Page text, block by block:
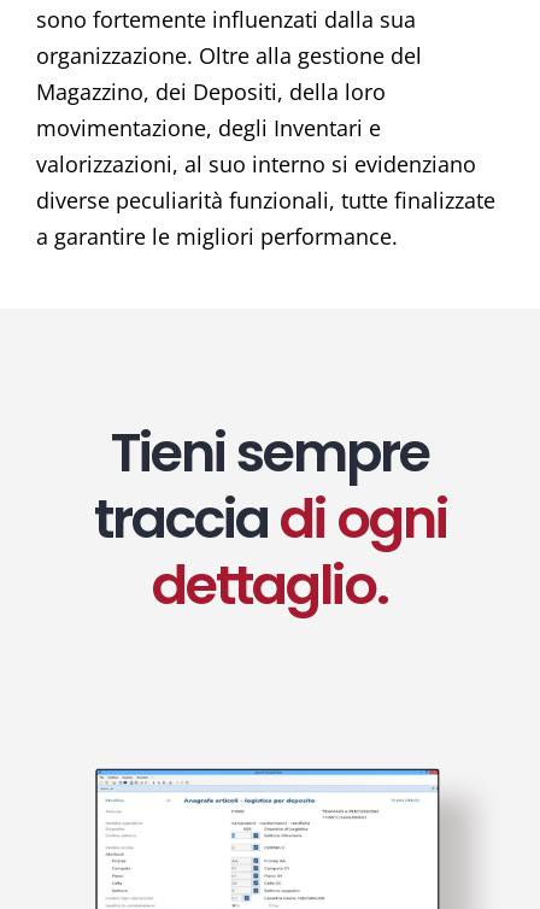
sono fortemente influenzati dalla sua
organizzazione. Oltre alla gestione del
Magazzino, dei Depositi, della loro
movimentazione, degli Inventari e
valorizzazioni, al suo interno si evidenziano
diverse peculiarità funzionali, tutte finalizzate
a garantire le migliori performance.
Tieni sempre
tracciadi ogni
dettaglio.